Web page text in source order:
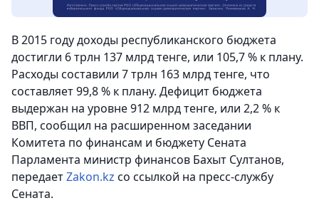
В 2015 году доходы республиканского бюджета
достигли 6 трлн 137 млрд тенге, или 105,7 % к плану.
Расходы составили 7 трлн 163 млрд тенге, что
составляет 99,8 % к плану. Дефицит бюджета
выдержан на уровне 912 млрд тенге, или 2,2 % к
ВВП, сообщил на расширенном заседании
Комитета по финансам и бюджету Сената
Парламента министр финансов Бахыт Султанов,
передаетZakon.kz со ссылкой на пресс-службу
Сената.